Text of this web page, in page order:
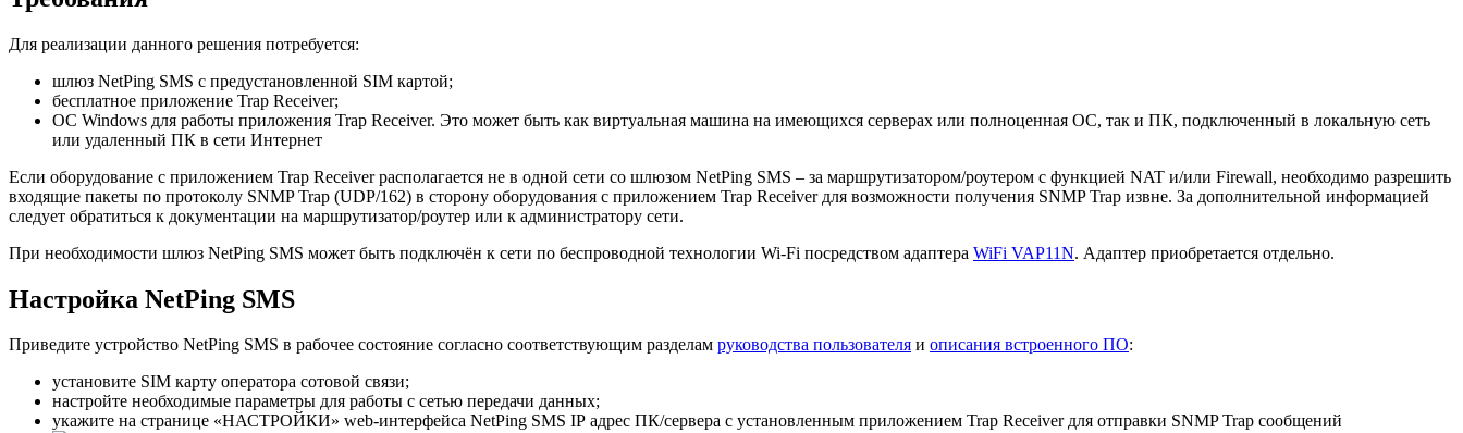
Для реализации данного решения потребуется:
шлюз NetPing SMS с предустановленной SIM картой;
бесплатное приложение Trap Receiver;
ОС Windows для работы приложения Trap Receiver. Это может быть как виртуальная машина на имеющихся серверах или полноценная ОС, так и ПК, подключенный в локальную сеть
или удаленный ПК в сети Интернет
Если оборудование с приложением Trap Receiver располагается не в одной сети со шлюзом NetPing SMS – за маршрутизатором/роутером с функцией NAT и/или Firewall, необходимо разрешить
входящие пакеты по протоколу SNMP Trap (UDP/162) в сторону оборудования с приложением Trap Receiver для возможности получения SNMP Trap извне. За дополнительной информацией
следует обратиться к документации на маршрутизатор/роутер или к администратору сети.
При необходимости шлюз NetPing SMS может быть подключён к сети по беспроводной технологии Wi-Fi посредством адаптера WiFi VAP11N. Адаптер приобретается отдельно.
Настройка NetPing SMS
Приведите устройство NetPing SMS в рабочее состояние согласно соответствующим разделам руководства пользователя и описания встроенного ПО:
установите SIM карту оператора сотовой связи;
настройте необходимые параметры для работы с сетью передачи данных;
укажите на странице «НАСТРОЙКИ» web-интерфейса NetPing SMS IP адрес ПК/сервера с установленным приложением Trap Receiver для отправки SNMP Trap сообщений